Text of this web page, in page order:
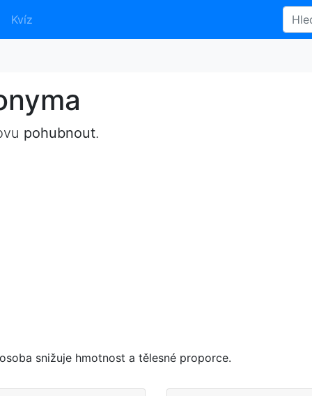
Kvíz
pohubnout.
snižuje hmotnost a tělesné proporce.